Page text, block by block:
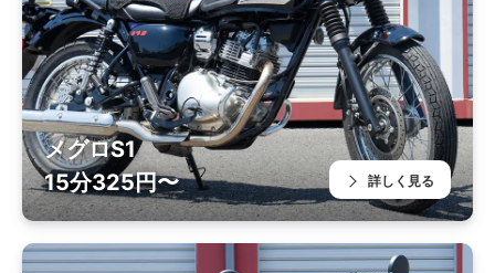
メグロS1
15分325円〜
詳しく見る